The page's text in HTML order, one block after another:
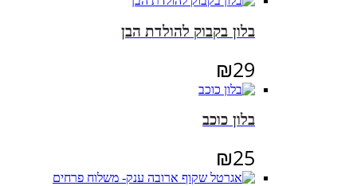
בלון בקבוק להולדת הבן
₪29
בלון כוכב
₪25